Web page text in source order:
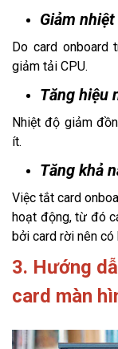
Giảm
Do card onboard
giảm tải CPU.
Tăng hiệu
Nhiệt độ giảm
ít.
Tăng khả
Việc tắt card
hoạt động, từ đó
bởi card rời nên
3. Hướng
card màn